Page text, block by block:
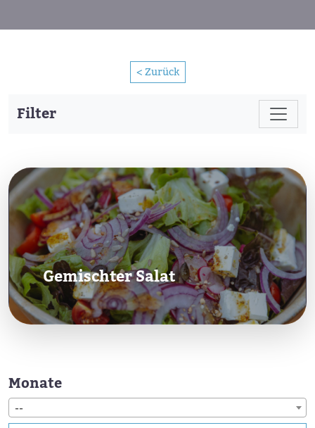
< Zurück
Filter
Monate
--
Gemischter Salat